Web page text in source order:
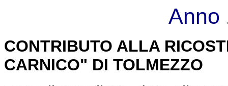
Anno
CONTRIBUTO ALLA
CARNICO" DI TOLMEZZO